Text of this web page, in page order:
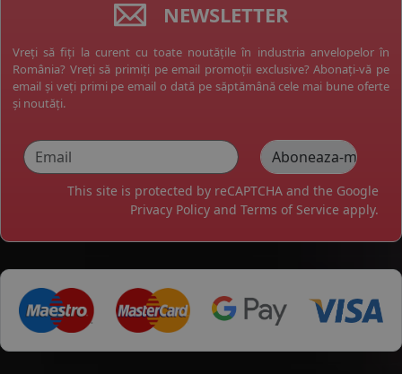
NEWSLETTER
Vreți să fiți la curent cu toate noutățile în industria anvelopelor în
România? Vreți să primiți pe email promoții exclusive? Abonați-vă pe
email și veți primi pe email o dată pe săptămână cele mai bune oferte
și noutăți.
This site is protected by reCAPTCHA and the Google
Privacy Policy and Terms of Service apply.